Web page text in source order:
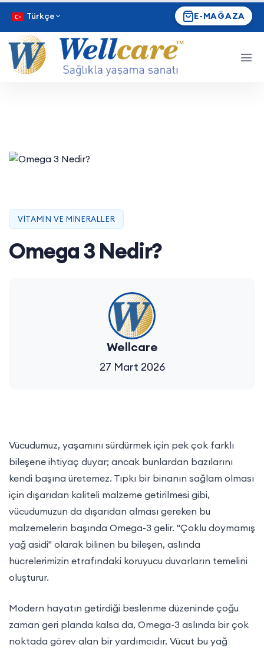
Türkçe E-MAĞAZA
VITAMIN VE MINERALLER
Omega 3 Nedir?
Wellcare
27 Mart 2026
Vücudumuz, yaşamını sürdürmek için pek çok farklı
bileşene ihtiyaç duyar; ancak bunlardan bazılarını
kendi başına üretemez. Tıpkı bir binanın sağlam olması
için dışarıdan kaliteli malzeme getirilmesi gibi,
vücudumuzun da dışarıdan alması gereken bu
malzemelerin başında Omega-3 gelir. "Çoklu doymamış
yağ asidi" olarak bilinen bu bileşen, aslında
hücrelerimizin etrafındaki koruyucu duvarların temelini
oluşturur.
Modern hayatın getirdiği beslenme düzeninde çoğu
zaman geri planda kalsa da, Omega-3 aslında bir çok
noktada görev alan bir yardımcıdır. Vücut bu yağ